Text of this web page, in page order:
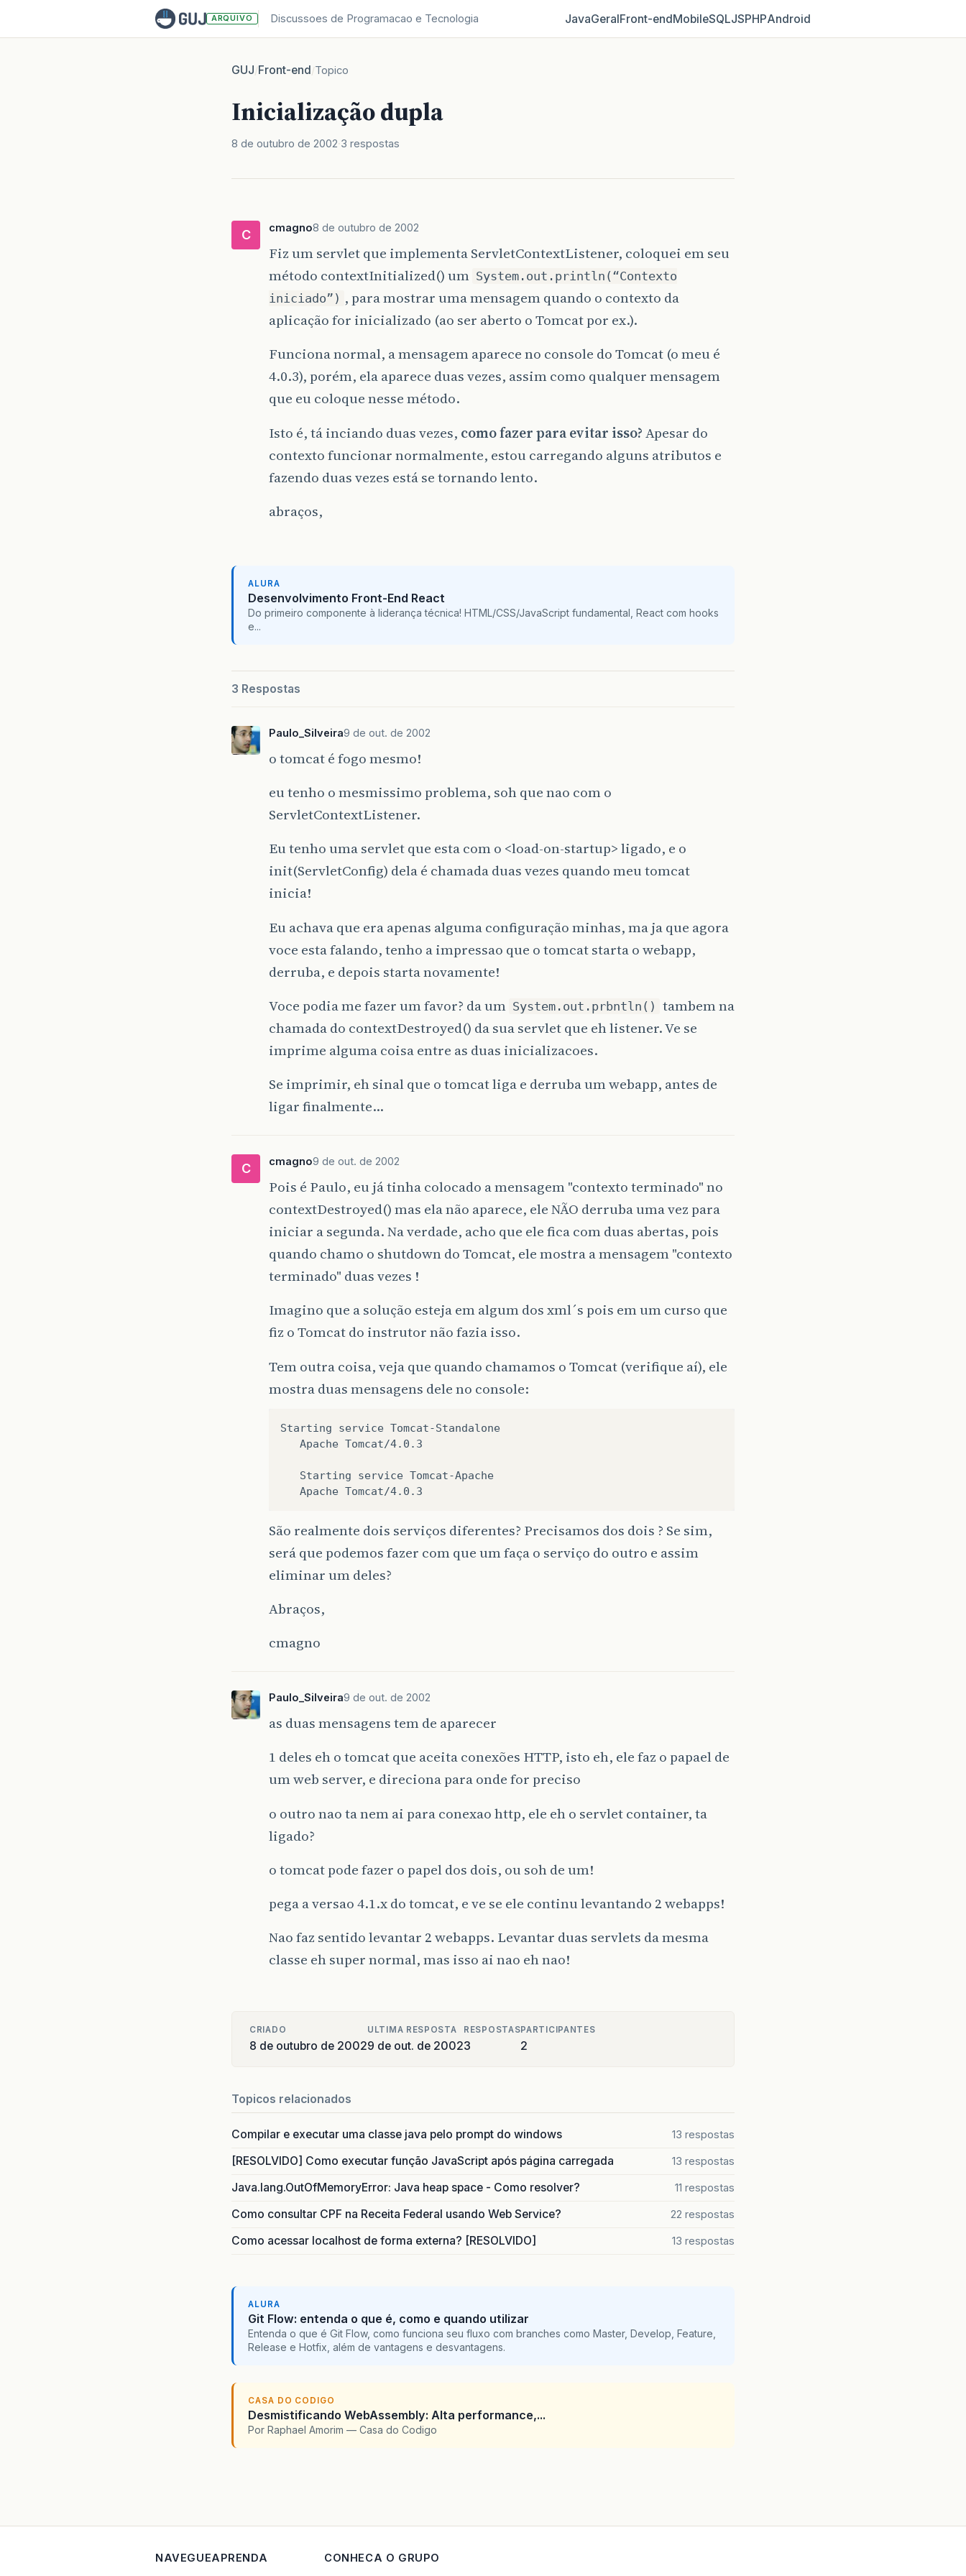
ARQUIVO Discussoes de Programacao e Tecnologia JavaGeralFront‑endMobileSQLJSPHPAndroid
GUJ/Front-end/Topico
Inicialização dupla
8 de outubro de 2002 3 respostas
C cmagno8 de outubro de 2002
Fiz um servlet que implementa ServletContextListener, coloquei em seu
método contextInitialized() um System.out.println(“Contexto
iniciado”) , para mostrar uma mensagem quando o contexto da
aplicação for inicializado (ao ser aberto o Tomcat por ex.).
Funciona normal, a mensagem aparece no console do Tomcat (o meu é
4.0.3), porém, ela aparece duas vezes, assim como qualquer mensagem
que eu coloque nesse método.
Isto é, tá inciando duas vezes, como fazer para evitar isso?Apesar do
contexto funcionar normalmente, estou carregando alguns atributos e
fazendo duas vezes está se tornando lento.
abraços,
ALURA
Desenvolvimento Front-End React
Do primeiro componente à liderança técnica! HTML/CSS/JavaScript fundamental, React com hooks
e...
3 Respostas
Paulo_Silveira9 de out. de 2002
o tomcat é fogo mesmo!
eu tenho o mesmissimo problema, soh que nao com o
ServletContextListener.
Eu tenho uma servlet que esta com o <load-on-startup> ligado, e o
init(ServletConfig) dela é chamada duas vezes quando meu tomcat
inicia!
Eu achava que era apenas alguma configuração minhas, ma ja que agora
voce esta falando, tenho a impressao que o tomcat starta o webapp,
derruba, e depois starta novamente!
Voce podia me fazer um favor? da um System.out.prbntln() tambem na
chamada do contextDestroyed() da sua servlet que eh listener. Ve se
imprime alguma coisa entre as duas inicializacoes.
Se imprimir, eh sinal que o tomcat liga e derruba um webapp, antes de
ligar finalmente…
C cmagno9 de out. de 2002
Pois é Paulo, eu já tinha colocado a mensagem "contexto terminado" no
contextDestroyed() mas ela não aparece, ele NÃO derruba uma vez para
iniciar a segunda. Na verdade, acho que ele fica com duas abertas, pois
quando chamo o shutdown do Tomcat, ele mostra a mensagem "contexto
terminado" duas vezes !
Imagino que a solução esteja em algum dos xml´s pois em um curso que
fiz o Tomcat do instrutor não fazia isso.
Tem outra coisa, veja que quando chamamos o Tomcat (verifique aí), ele
mostra duas mensagens dele no console:
Starting service Tomcat-Standalone
   Apache Tomcat/4.0.3
   Starting service Tomcat-Apache
São realmente dois serviços diferentes? Precisamos dos dois ? Se sim,
será que podemos fazer com que um faça o serviço do outro e assim
eliminar um deles?
Abraços,
cmagno
Paulo_Silveira9 de out. de 2002
as duas mensagens tem de aparecer
1 deles eh o tomcat que aceita conexões HTTP, isto eh, ele faz o papael de
um web server, e direciona para onde for preciso
o outro nao ta nem ai para conexao http, ele eh o servlet container, ta
ligado?
o tomcat pode fazer o papel dos dois, ou soh de um!
pega a versao 4.1.x do tomcat, e ve se ele continu levantando 2 webapps!
Nao faz sentido levantar 2 webapps. Levantar duas servlets da mesma
classe eh super normal, mas isso ai nao eh nao!
CRIADO
8 de outubro de 2002
ULTIMA RESPOSTA
9 de out. de 2002
RESPOSTAS
3
PARTICIPANTES
2
Topicos relacionados
Compilar e executar uma classe java pelo prompt do windows 13 respostas
[RESOLVIDO] Como executar função JavaScript após página carregada 13 respostas
Java.lang.OutOfMemoryError: Java heap space - Como resolver? 11 respostas
Como consultar CPF na Receita Federal usando Web Service? 22 respostas
Como acessar localhost de forma externa? [RESOLVIDO] 13 respostas
ALURA
Git Flow: entenda o que é, como e quando utilizar
Entenda o que é Git Flow, como funciona seu fluxo com branches como Master, Develop, Feature,
Release e Hotfix, além de vantagens e desvantagens.
CASA DO CODIGO
Desmistificando WebAssembly: Alta performance,...
Por Raphael Amorim — Casa do Codigo
NAVEGUEAPRENDA CONHECA O GRUPO